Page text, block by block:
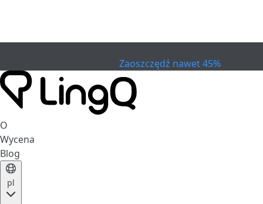
Zaoszczędź nawet 45%
O
Wycena
Blog
pl